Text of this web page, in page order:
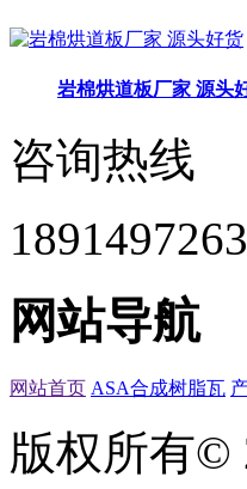
岩棉烘道板厂家 源头
咨询热线
网站导航
网站首页 ASA合成树脂瓦
版权所有©